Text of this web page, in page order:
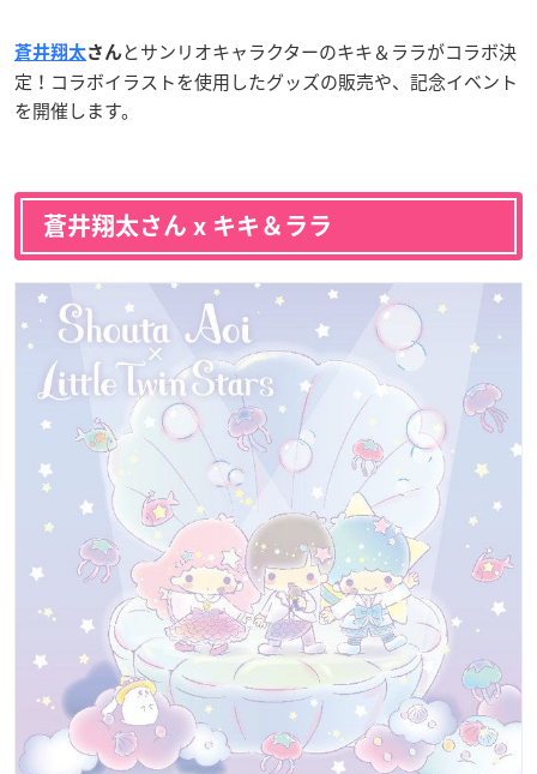
蒼井翔太さんとサンリオキャラクターのキキ＆ララがコラボ決
定！コラボイラストを使用したグッズの販売や、記念イベント
を開催します。
蒼井翔太さん x キキ＆ララ